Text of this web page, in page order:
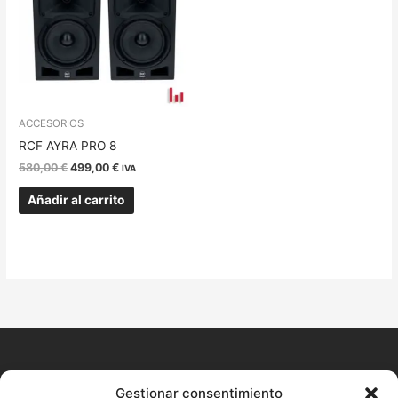
Gestionar consentimiento
ACCESORIOS
RCF AYRA PRO 8
580,00€ 499,00€ IVA
Añadir al carrito